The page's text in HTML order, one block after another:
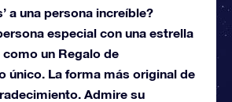
a una persona increíble?
especial con una estrella
un Regalo de
único. La forma más original de
Admire su